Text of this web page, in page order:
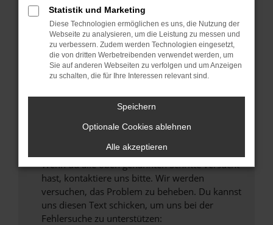
Starte dein Gerät neu.
Das kann manchmal helfen, vorübergehende
Probleme zu beheben.
Stelle sicher, dass dein Browser und dein
Betriebssystem auf dem neuesten Stand
sind.
Sicherheitsrisiko, sondern kann auch dazu
unterstützt werden.
Wende dich an den Webseitenbetreiber.
Wenn du alle oben genannten Schritte versucht
hast, kontaktiere uns bitte. Wir werden
versuchen, das Problem zu beheben. Du kannst
uns diesen Text schicken, um uns bei der
Fehlersuche zu unterstützen:
Statistik und Marketing
Diese Technologien ermöglichen es uns, die Nutzung der
Webseite zu analysieren, um die Leistung zu messen und
zu verbessern. Zudem werden Technologien eingesetzt,
die von dritten Werbetreibenden verwendet werden, um
Sie auf anderen Webseiten zu verfolgen und um Anzeigen
zu schalten, die für Ihre Interessen relevant sind.
Speichern
Optionale Cookies ablehnen
Alle akzeptieren